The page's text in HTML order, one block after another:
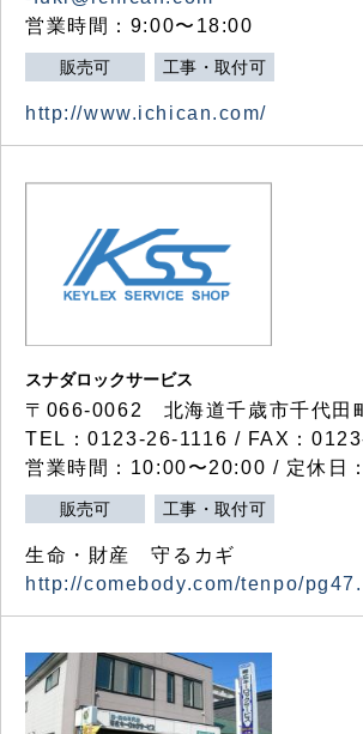
営業時間：9:00〜18:00
販売可 工事・取付可
http://www.ichican.com/
スナダロックサービス
〒066-0062 北海道千歳市千代田
TEL：0123-26-1116 / FAX：
営業時間：10:00〜20:00 / 定休日
販売可 工事・取付可
生命・財産 守るカギ
http://comebody.com/tenpo/